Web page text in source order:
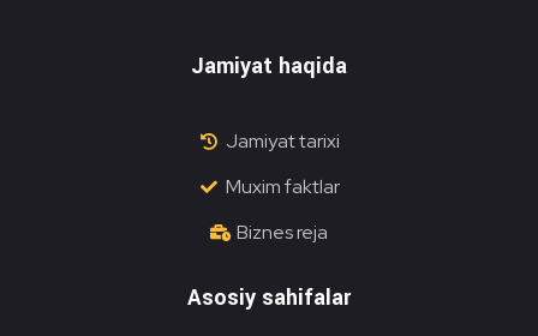
Jamiyat haqida
Jamiyat tarixi
Muxim faktlar
Biznes reja
Asosiy sahifalar